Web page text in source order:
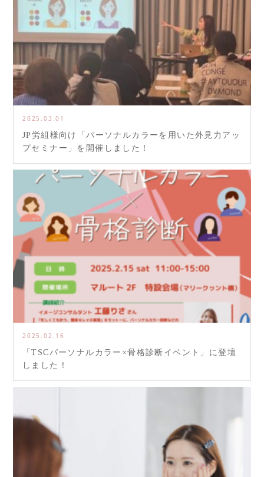
2025.03.01
JP労組様向け「パーソナルカラーを用いた外見力アッ
プセミナー」を開催しました！
2025.02.16
「TSCパーソナルカラー×骨格診断イベント」に登壇
しました！